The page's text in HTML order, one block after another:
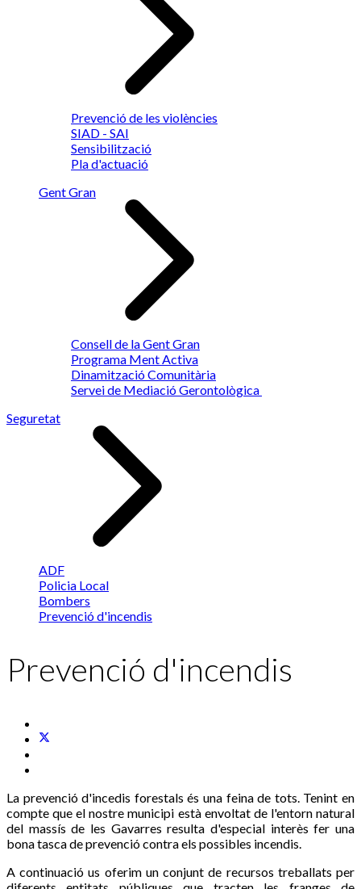
Prevenció de les violències
SIAD - SAI
Sensibilització
Pla d'actuació
Gent Gran
Consell de la Gent Gran
Programa Ment Activa
Dinamització Comunitària
Servei de Mediació Gerontològica
Seguretat
ADF
Policia Local
Bombers
Prevenció d'incendis
Prevenció d'incendis
La prevenció d'incedis forestals és una feina de tots. Tenint en
compte que el nostre municipi està envoltat de l'entorn natural
del massís de les Gavarres resulta d'especial interès fer una
bona tasca de prevenció contra els possibles incendis.
A continuació us oferim un conjunt de recursos treballats per